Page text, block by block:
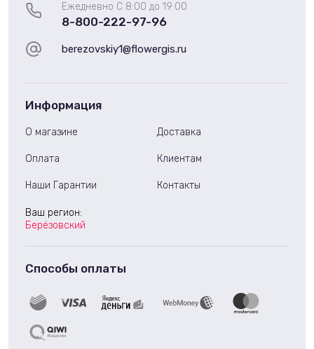
Ежедневно С 8:00 до 19:00
8-800-222-97-96
berezovskiy1@flowergis.ru
Информация
О магазине Доставка
Оплата Клиентам
Наши Гарантии Контакты
Ваш регион:
Берёзовский
Способы оплаты